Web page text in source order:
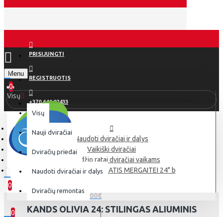
PRISIJUNGTI
REGISTRUOTIS
+370 646 02433
Menu
0
0
0 prekė(s) - 0.00€
0
Visų
Visų
Nauji dviračiai
Dviračių priedai
Naudoti dviračiai ir dalys
Dviračių remontas
Naudoti dviračiai ir dalys
Vaikiški dviračiai
24 dydžio ratai dviračiai vaikams
KANDS OLIVIA DVIRATIS MERGAITEI 24" b
KANDS OLIVIA 24: STILINGAS ALIUMINIS